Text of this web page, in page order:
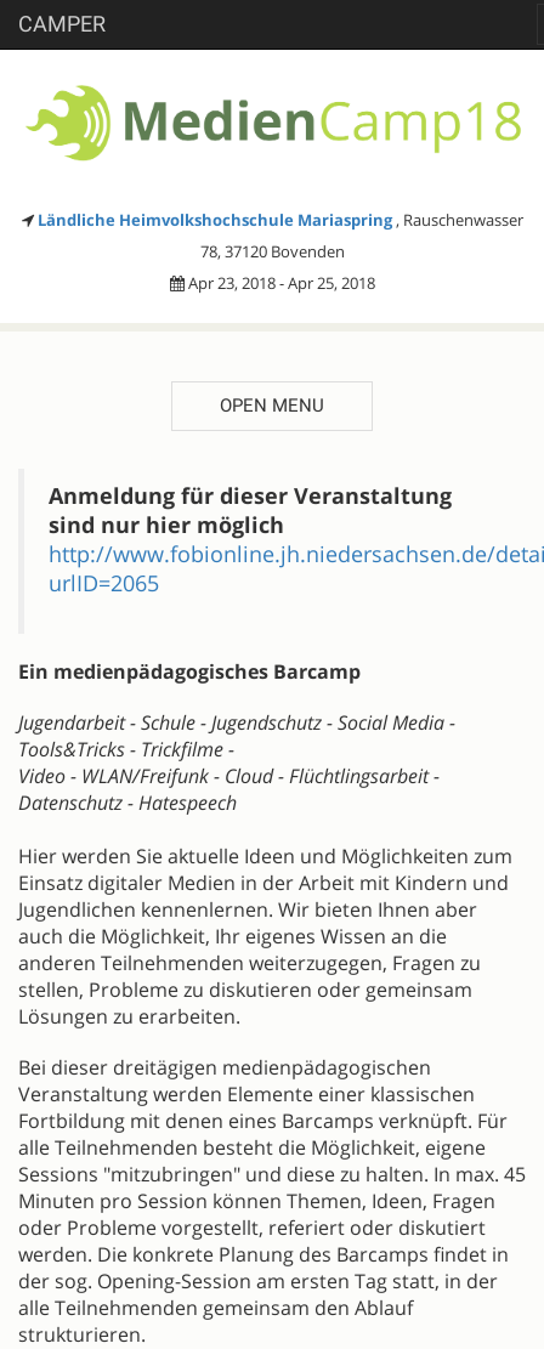
CAMPER
Ländliche Heimvolkshochschule Mariaspring , Rauschenwasser
78, 37120 Bovenden
Apr 23, 2018 - Apr 25, 2018
OPEN MENU
DESCRIPTION
Anmeldung für dieser Veranstaltung
sind nur hier möglich
http://www.fobionline.jh.niedersachsen.de/
urlID=2065
Ein medienpädagogisches Barcamp
Jugendarbeit - Schule - Jugendschutz - Social Media -
Tools&Tricks - Trickfilme -
Video - WLAN/Freifunk - Cloud - Flüchtlingsarbeit -
Datenschutz - Hatespeech
Hier werden Sie aktuelle Ideen und Möglichkeiten zum
Einsatz digitaler Medien in der Arbeit mit Kindern und
Jugendlichen kennenlernen. Wir bieten Ihnen aber
auch die Möglichkeit, Ihr eigenes Wissen an die
anderen Teilnehmenden weiterzugegen, Fragen zu
stellen, Probleme zu diskutieren oder gemeinsam
Lösungen zu erarbeiten.
Bei dieser dreitägigen medienpädagogischen
Veranstaltung werden Elemente einer klassischen
Fortbildung mit denen eines Barcamps verknüpft. Für
alle Teilnehmenden besteht die Möglichkeit, eigene
Sessions "mitzubringen" und diese zu halten. In max. 45
Minuten pro Session können Themen, Ideen, Fragen
oder Probleme vorgestellt, referiert oder diskutiert
werden. Die konkrete Planung des Barcamps findet in
der sog. Opening-Session am ersten Tag statt, in der
alle Teilnehmenden gemeinsam den Ablauf
strukturieren.